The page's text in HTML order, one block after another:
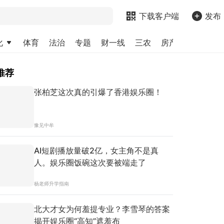
下载客户端 发布
体育 法治 专题 财一线 三农 房产
荐
张柏芝这次真的引爆了香港娱乐圈！
豫见中牟
AI短剧播放量破2亿，女主角不是真
人。娱乐圈饭碗这次要被端走了
杨老师升学指南
北大才女为何羞提专业？李雪琴的答案
揭开娱乐圈“高知”遮羞布